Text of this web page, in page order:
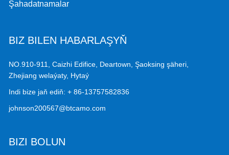
Şahadatnamalar
BIZ BILEN HABARLAŞYŇ
NO.910-911, Caizhi Edifice, Deartown, Şaoksing şäheri,
Zhejiang welaýaty, Hytaý
Indi bize jaň ediň: + 86-13757582836
johnson200567@btcamo.com
BIZI BOLUN